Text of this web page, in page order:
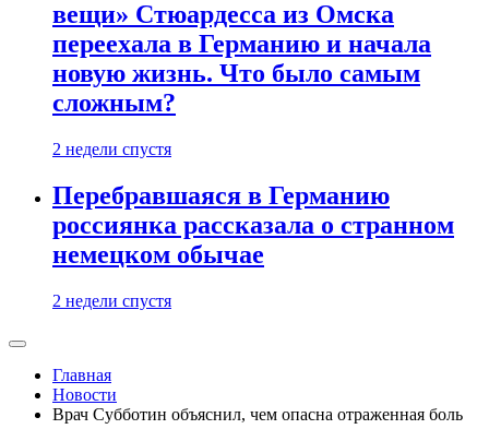
вещи» Стюардесса из Омска
переехала в Германию и начала
новую жизнь. Что было самым
сложным?
2 недели спустя
Перебравшаяся в Германию
россиянка рассказала о странном
немецком обычае
2 недели спустя
Главная
Новости
Врач Субботин объяснил, чем опасна отраженная боль